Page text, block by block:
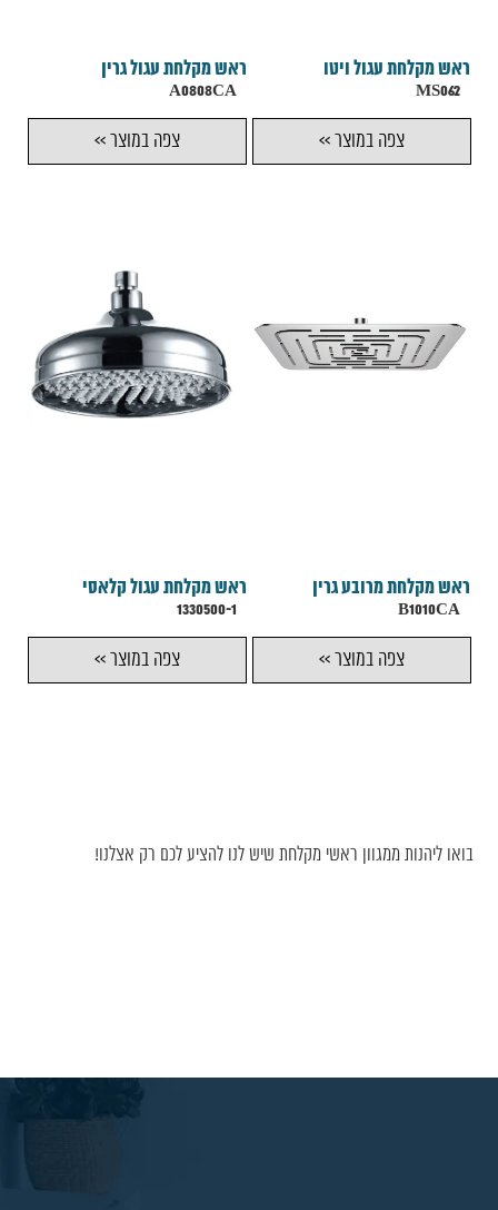
ראש מקלחת עגול ויטו
צפה במוצר >>
ראש מקלחת עגול גרין
A0808CA
צפה במוצר >>
ראש מקלחת מרובע גרין
צפה במוצר >>
ראש מקלחת עגול קלאסי
צפה במוצר >>
בואו ליהנות ממגוון ראשי מקלחת שיש לנו להציע לכם רק אצלנו!